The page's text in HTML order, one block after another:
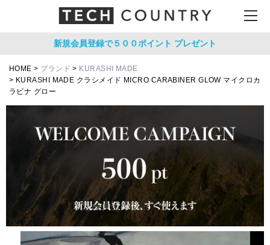
新規会員登録で５００ポイント プレゼント
HOME ブランド
KURASHI MADE
KURASHI MADE クラシメイド MICRO CARABINER GLOW マイクロカ
ラビナ グロー